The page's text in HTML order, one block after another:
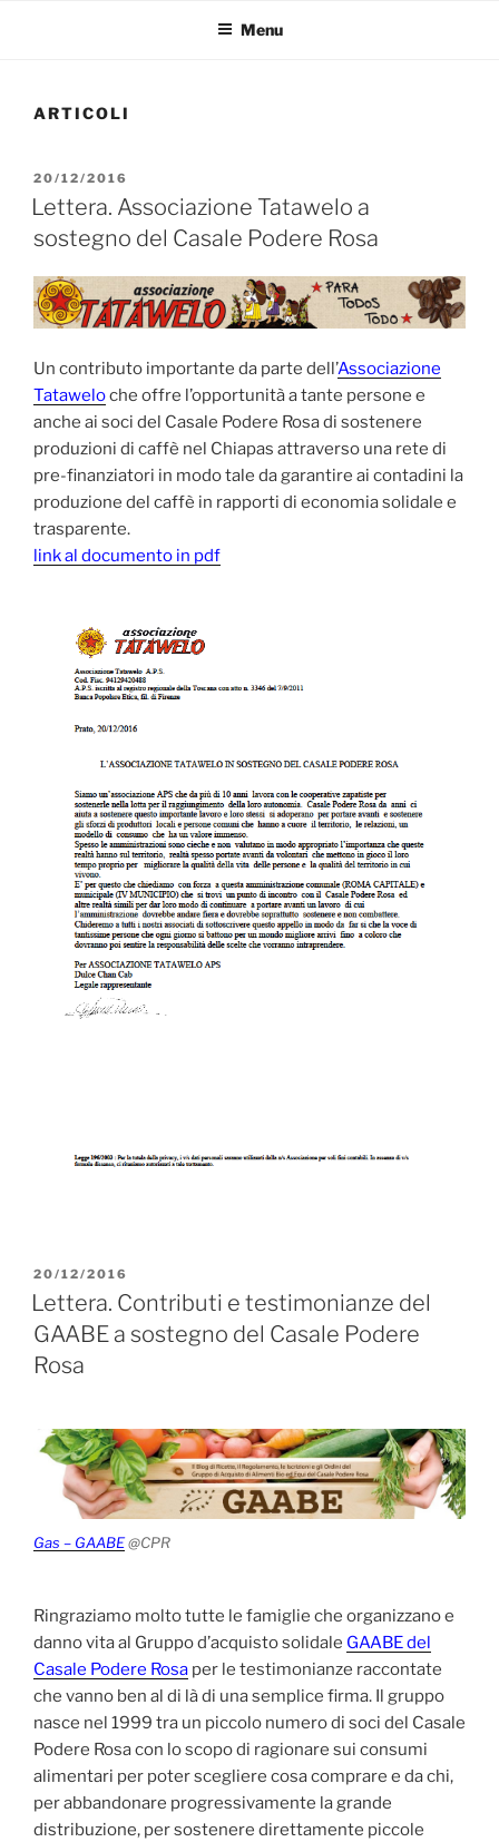
Menu
ARTICOLI
PUBBLICATO
IL
20/12/2016
Lettera. Associazione Tatawelo a
sostegno del Casale Podere Rosa
Un contributo importante da parte dell’Associazione
Tataweloche offre l’opportunità a tante persone e
anche ai soci del Casale Podere Rosa di sostenere
produzioni di caffè nel Chiapas attraverso una rete di
pre-finanziatori in modo tale da garantire ai contadini la
produzione del caffè in rapporti di economia solidale e
trasparente.
link al documento in pdf
PUBBLICATO
IL
20/12/2016
Lettera. Contributi e testimonianze del
GAABE a sostegno del Casale Podere
Rosa
Gas – GAABE@CPR
Ringraziamo molto tutte le famiglie che organizzano e
danno vita al Gruppo d’acquisto solidale GAABE del
Casale Podere Rosa per le testimonianze raccontate
che vanno ben al di là di una semplice firma. Il gruppo
nasce nel 1999 tra un piccolo numero di soci del Casale
Podere Rosa con lo scopo di ragionare sui consumi
alimentari per poter scegliere cosa comprare e da chi,
per abbandonare progressivamente la grande
distribuzione, per sostenere direttamente piccole